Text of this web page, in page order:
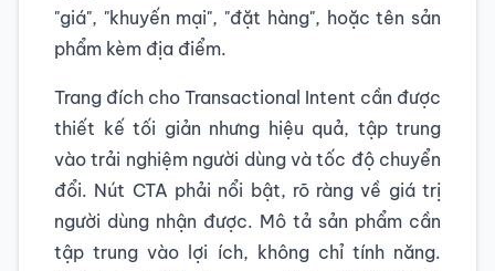
"giá", "khuyến mại", "đặt hàng", hoặc tên sản
phẩm kèm địa điểm.
Trang đích cho Transactional Intent cần được
thiết kế tối giản nhưng hiệu quả, tập trung
vào trải nghiệm người dùng và tốc độ chuyển
đổi. Nút CTA phải nổi bật, rõ ràng về giá trị
người dùng nhận được. Mô tả sản phẩm cần
tập trung vào lợi ích, không chỉ tính năng.